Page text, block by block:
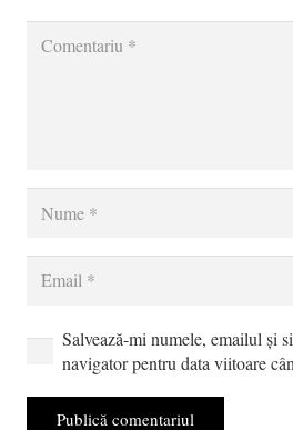
Salvează-mi numele, emailul și
navigator pentru data viitoare
Publică comentariul